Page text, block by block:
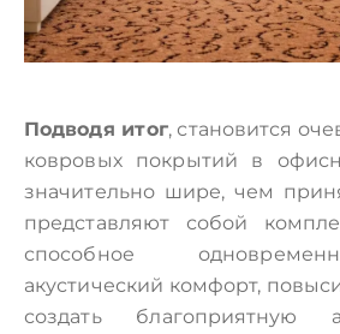
Подводя итог, становится
ковровых покрытий в
значительно шире, чем
представляют собой
способное
акустический комфорт,
создать благоприятную